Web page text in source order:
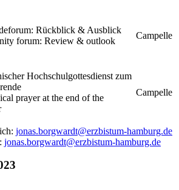
Rückblick & Ausblick
forum: Review & outlook
Campelle
Hochschulgottesdienst zum
prayer at the end of the
Campelle
jonas.borgwardt@erzbistum-hamburg.de
jonas.borgwardt@erzbistum-hamburg.de